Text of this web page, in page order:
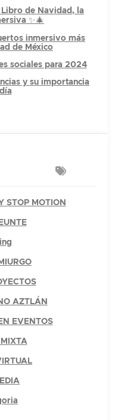
Libro de Navidad, la
✨🎄
inmersivo más
de México
sociales para 2024
y su importancia
STOP MOTION
AZTLÁN
EVENTOS